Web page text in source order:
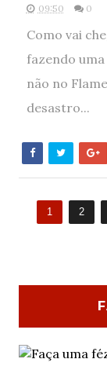
09:50 0
Como vai
fazendo
não no
desastro...
1 2